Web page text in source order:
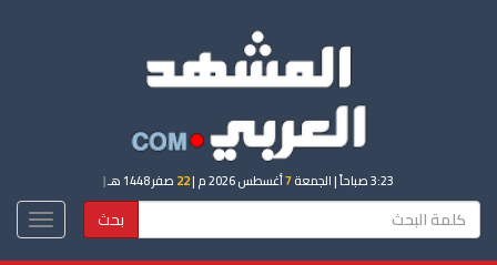
3:23 صباحاً | الجمعة7أغسطس 2026 م | 22 صفر 1448 هـ |
بحث